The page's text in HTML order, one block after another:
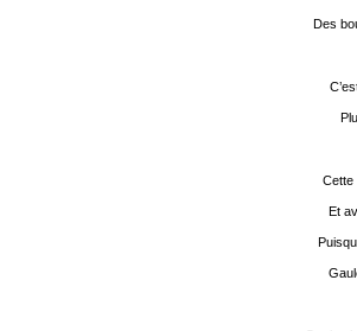
Des
Cette
Et